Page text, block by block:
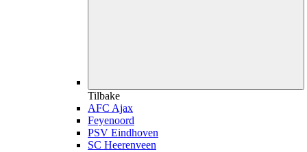
Tilbake
AFC Ajax
Feyenoord
PSV Eindhoven
SC Heerenveen